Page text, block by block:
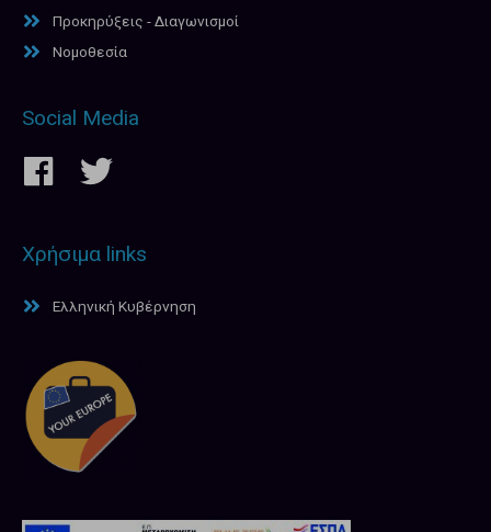
Προκηρύξεις - Διαγωνισμοί
Νομοθεσία
Social Media
Χρήσιμα links
Ελληνική Κυβέρνηση